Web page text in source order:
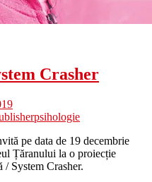
Crasher
psihologie
pe data de 19 decembrie
Țăranului la o proiecție
System Crasher.